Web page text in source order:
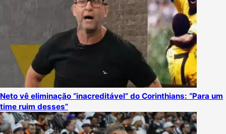
Neto vê eliminação “inacreditável” do Corinthians: “Para um
time ruim desses”